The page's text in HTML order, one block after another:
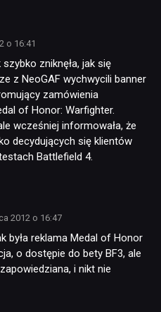
o 16:41
zniknęła, jak się
z NeoGAF wychwycili banner
zamówienia
of Honor: Warfighter.
wcześniej informowała, że
decydujących się klientów
Battlefield 4.
2012 o 16:47
była reklama Medal of Honor
o dostępie do bety BF3, ale
i nikt nie